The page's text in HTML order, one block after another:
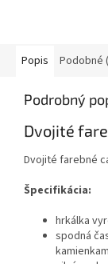
Popis Podobné
Podrobný
Dvojité
Dvojité farebné
Špecifikácia:
hrkálka
spodná